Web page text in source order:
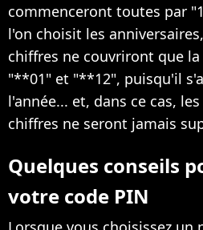
commenceront toutes par
l'on choisit les
chiffres ne couvriront que
"**01" et "**12", puisqu'il
l'année... et, dans ce cas,
chiffres ne seront jamais
Quelques conseils
votre code PIN